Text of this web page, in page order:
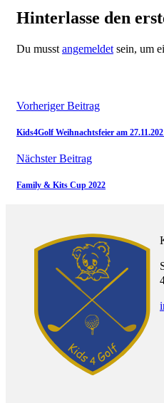
Hinterlasse den
Du musstangemeldetsein, um
Vorheriger Beitrag
Kids4Golf Weihnachtsfeier am
Nächster Beitrag
Family & Kits Cup 2022